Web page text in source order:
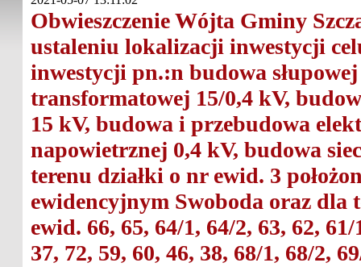
Obwieszczenie Wójta Gminy
ustaleniu lokalizacji inwestycji
inwestycji pn.:n budowa
transformatowej 15/0,4 kV,
15 kV, budowa i przebudowa
napowietrznej 0,4 kV, budowa
terenu działki o nr ewid. 3
ewidencyjnym Swoboda oraz dla
ewid. 66, 65, 64/1, 64/2, 63, 62,
37, 72, 59, 60, 46, 38, 68/1, 68/2,